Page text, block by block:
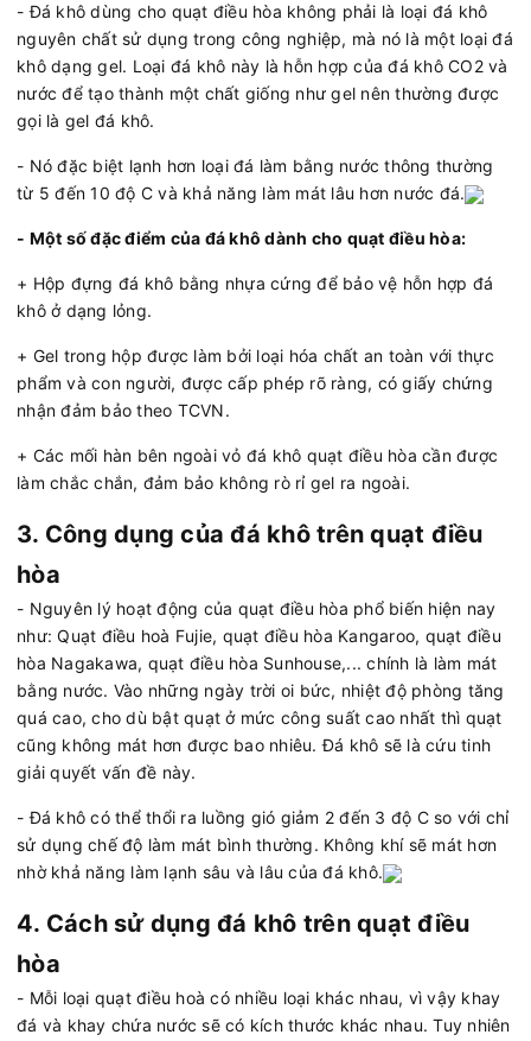
- Đá khô dùng cho quạt điều hòa không phải là loại đá khô
nguyên chất sử dụng trong công nghiệp, mà nó là một loại đá
khô dạng gel. Loại đá khô này là hỗn hợp của đá khô CO2 và
nước để tạo thành một chất giống như gel nên thường được
gọi là gel đá khô.
- Nó đặc biệt lạnh hơn loại đá làm bằng nước thông thường
từ 5 đến 10 độ C và khả năng làm mát lâu hơn nước đá.
- Một số đặc điểm của đá khô dành cho quạt điều hòa:
+ Hộp đựng đá khô bằng nhựa cứng để bảo vệ hỗn hợp đá
khô ở dạng lỏng.
+ Gel trong hộp được làm bởi loại hóa chất an toàn với thực
phẩm và con người, được cấp phép rõ ràng, có giấy chứng
nhận đảm bảo theo TCVN.
+ Các mối hàn bên ngoài vỏ đá khô quạt điều hòa cần được
làm chắc chắn, đảm bảo không rò rỉ gel ra ngoài.
3. Công dụng của đá khô trên quạt điều
hòa
- Nguyên lý hoạt động của quạt điều hòa phổ biến hiện nay
như: Quạt điều hoà Fujie, quạt điều hòa Kangaroo, quạt điều
hòa Nagakawa, quạt điều hòa Sunhouse,... chính là làm mát
bằng nước. Vào những ngày trời oi bức, nhiệt độ phòng tăng
quá cao, cho dù bật quạt ở mức công suất cao nhất thì quạt
cũng không mát hơn được bao nhiêu. Đá khô sẽ là cứu tinh
giải quyết vấn đề này.
- Đá khô có thể thổi ra luồng gió giảm 2 đến 3 độ C so với chỉ
sử dụng chế độ làm mát bình thường. Không khí sẽ mát hơn
nhờ khả năng làm lạnh sâu và lâu của đá khô.
4. Cách sử dụng đá khô trên quạt điều
hòa
- Mỗi loại quạt điều hoà có nhiều loại khác nhau, vì vậy khay
đá và khay chứa nước sẽ có kích thước khác nhau. Tuy nhiên